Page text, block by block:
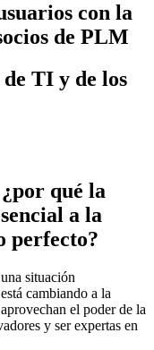
con la
de PLM
TI y de los
qué la
a la
perfecto?
situación
cambiando a la
el poder de la
y ser expertas en